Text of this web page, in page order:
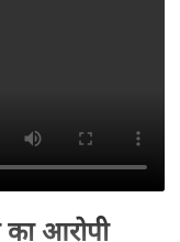
आरोपी